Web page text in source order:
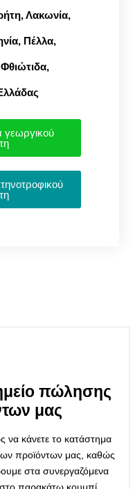
Λακωνία,
Πέλλα,
γεωργικού
πώλησης
μας
να κάνετε το κατάστημα
προϊόντων μας, καθώς
στα συνεργαζόμενα